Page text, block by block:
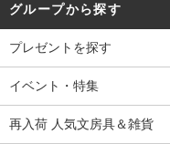
グループから探す
プレゼントを探す
イベント・特集
再入荷 人気文房具＆雑貨